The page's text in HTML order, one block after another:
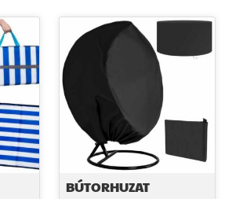
BÚTORHUZAT